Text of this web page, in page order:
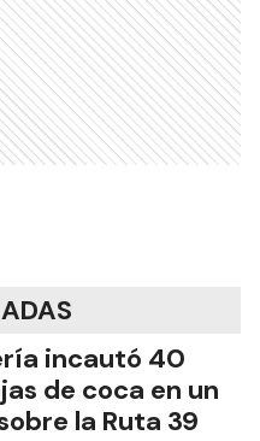
incautó 40
de coca en un
la Ruta 39